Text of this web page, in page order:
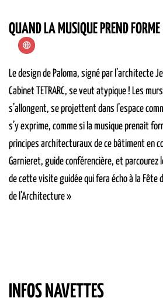
QUAND LA MUSIQUE PREND FORME
Le design de Paloma, signé par l’architecte
Cabinet TETRARC, se veut atypique ! Les
s’allongent, se projettent dans l’espace
s’y exprime, comme si la musique prenait
principes architecturaux de ce bâtiment en
Garnieret, guide conférencière, et parcourez
de cette visite guidée qui fera écho à la Fête
de l’Architecture »
INFOS NAVETTES